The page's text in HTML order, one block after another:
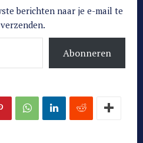
berichten naar je e-mail te
Abonneren